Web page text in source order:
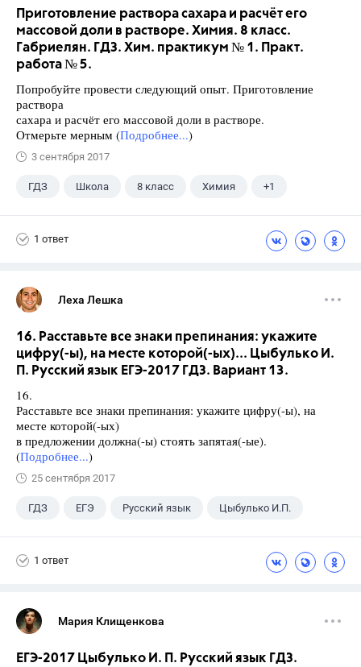
Приготовление раствора сахара и расчёт его
массовой доли в растворе. Химия. 8 класс.
Габриелян. ГДЗ. Хим. практикум № 1. Практ.
работа № 5.
Попробуйте провести следующий опыт. Приготовление
раствора
сахара и расчёт его массовой доли в растворе.
Отмерьте мерным (Подробнее...)
3 сентября 2017
ГДЗ Школа 8 класс Химия +1
1 ответ
Леха Лешка
16. Расставьте все знаки препинания: укажите
цифру(-ы), на месте которой(-ых)... Цыбулько И.
П. Русский язык ЕГЭ-2017 ГДЗ. Вариант 13.
16.
Расставьте все знаки препинания: укажите цифру(-ы), на
месте которой(-ых)
в предложении должна(-ы) стоять запятая(-ые).
(Подробнее...)
25 сентября 2017
ГДЗ ЕГЭ Русский язык Цыбулько И.П.
1 ответ
Мария Клищенкова
ЕГЭ-2017 Цыбулько И. П. Русский язык ГДЗ.